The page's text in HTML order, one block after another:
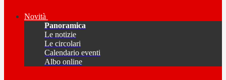
Novità
Panoramica
Le notizie
Le circolari
Calendario eventi
Albo online